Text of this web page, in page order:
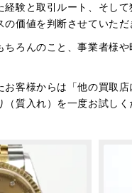
経験と取引ルート、そし
価値を判断させていただ
ちろんのこと、事業者様
お客様からは「他の買取
（質入れ）を一度お試しく